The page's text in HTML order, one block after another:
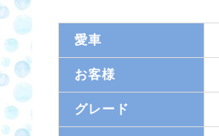
愛車
お客様
グレード